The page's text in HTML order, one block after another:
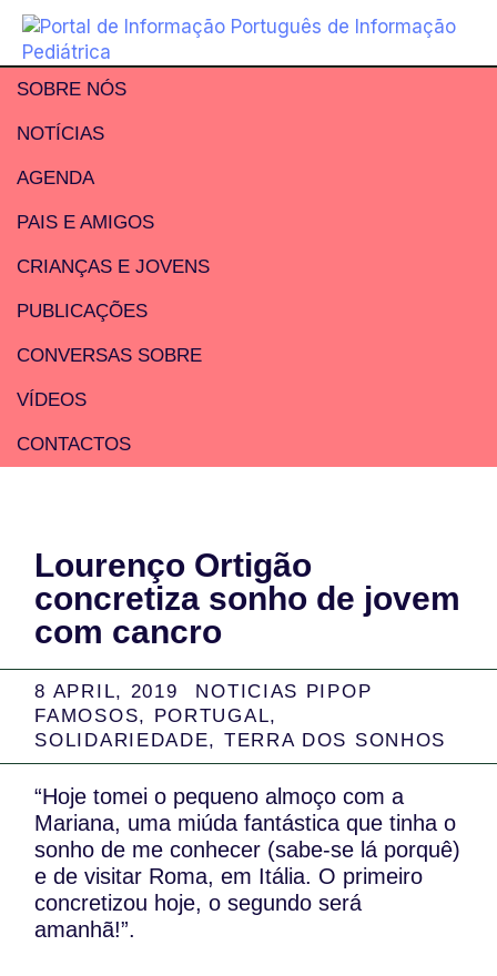
SOBRE NÓS
NOTÍCIAS
AGENDA
PAIS E AMIGOS
CRIANÇAS E JOVENS
PUBLICAÇÕES
CONVERSAS SOBRE
VÍDEOS
CONTACTOS
Lourenço Ortigão
concretiza sonho de jovem
com cancro
8 APRIL, 2019
NOTICIAS PIPOP
FAMOSOS, PORTUGAL,
SOLIDARIEDADE, TERRA DOS SONHOS
“Hoje tomei o pequeno almoço com a
Mariana, uma miúda fantástica que tinha o
sonho de me conhecer (sabe-se lá porquê)
e de visitar Roma, em Itália. O primeiro
concretizou hoje, o segundo será
amanhã!”.